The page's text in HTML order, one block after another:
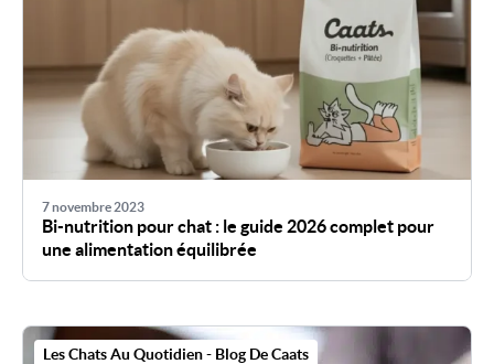
7 novembre 2023
Bi-nutrition pour chat : le guide 2026 complet pour
une alimentation équilibrée
Les Chats Au Quotidien - Blog De Caats